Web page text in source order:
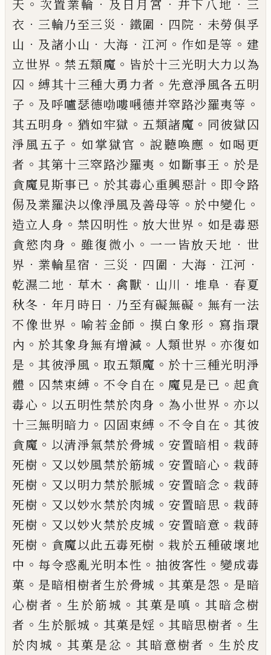
天 。 次置業輪 ． 及日月 宮 ． 并下八地 ． 三
衣 ． 三輪乃至三災 ． 鐵圍 ． 四院 ． 未勞俱孚
山 ． 及諸小山 ． 大海 ． 江河 。 作如是等 。 建
立世界 。 禁五類魔 。 皆於十三光明大力以為
囚 。 縛其十三種大勇力者 。 先意淨風各五明
子 。 及呼嚧瑟德𠷺嘍𭌶德并窣路沙羅夷等 。
其五明身 。 猶如牢獄 。 五類諸魔 。 同彼獄囚
淨風五子 。 如掌獄官 。 說聽喚應 。 如喝更
者 。其第十三窣路沙羅夷 。 如斷事王 。 於是
貪魔見斯事已 。 於其毒心重興惡計 。 即令路
㑥及業羅決以像淨風及善母等 。 於中變化 。
造立人身 。 禁囚明性 。放大世界 。 如是毒惡
貪慾 肉身 。 雖復微小 。 一一皆放天地 ． 世
界 ． 業輪星宿 ． 三災 ． 四圍 ． 大海 ． 江河 ．
乾濕二地 ． 草木 ． 禽獸 ． 山川 ． 堆阜 ． 春夏
秋冬 ． 年月時日 ． 乃至有礙無礙 。 無有一法
不像世界 。 喻若金師 。 摸 白象形 。 寫指環
內 。 於其象身無有增減 。 人類世界 。亦復如
是 。其彼淨風 。 取五類魔 。 於十三種光明淨
體 。 囚禁束縛 。 不令自在 。 魔見是已 。 起貪
毒心 。 以五明性禁於肉身 。 為小世界 。亦以
十三無明暗力 。 囚固束縛 。不令自在 。其彼
貪魔 。 以清淨氣禁於骨城 。 安置暗相 。栽蒔
死樹 。 又以妙風禁於筋城 。 安置暗心 。栽蒔
死樹 。 又以明力禁於脈城 。 安置暗念 。栽蒔
死樹 。 又以妙水禁於肉城 。 安置暗思 。栽蒔
死樹 。 又以妙火禁於皮城 。 安置暗意 。栽蒔
死樹 。 貪魔以此五毒死樹 。栽於五種破壞地
中 。 每令惑亂光明本性 。 抽彼客性 。變成毒
菓 。 是暗相樹者生於骨城 。其菓是怨 。 是暗
心樹者 。生 於筋城 。其菓是嗔 。其暗念樹
者 。生於脈城 。 其菓是婬 。其暗思樹者 。 生
於肉城 。其菓是忿 。其暗意樹者 。 生於皮